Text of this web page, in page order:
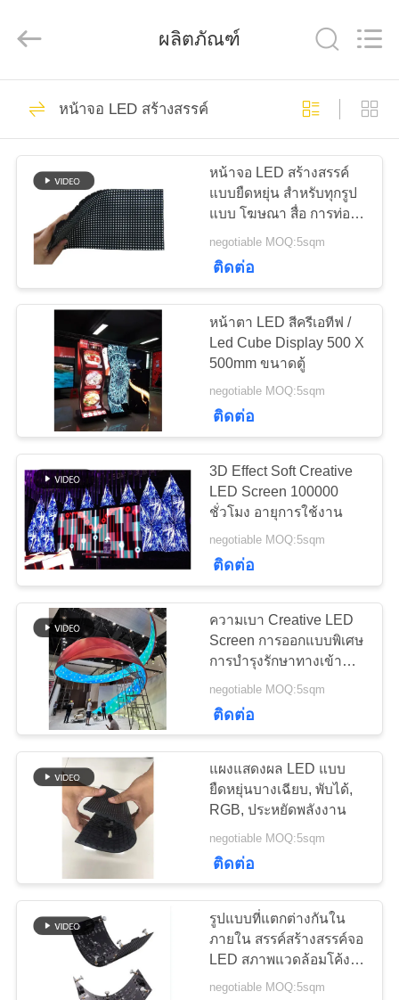
บ้าน
สินค้า
เกี่ยว
โรงงาน
การ
ควบคุม
คุณภาพ
ติดต่อ
ข่าว
บล็อก
Zhen
AVOE
Co.,
Reserved.
จอแสดงผล LED คงที่
กลางแจ้ง
จอแสดงผล LED คงที่
ในร่ม
76
หน้าจอ LED กระจก
ใส
38
จอแสดงผล LED เช่า
ระยะ
95
จอแสดงผล LED
พิทช์ชั้นดี
ผลิตภัณฑ์
หน้าจอ LED สร้างสรรค์
หน้าจอ LED สร้างสรรค์
แบบยืดหยุ่น สําหรับทุกรูป
แบบ โฆษณา สื่อ การท่อง
เที่ยววัฒนธรรม
negotiable MOQ:5sqm
ติดต่อ
หน้าตา LED สีครีเอทีฟ /
Led Cube Display 500 X
500mm ขนาดตู้
negotiable MOQ:5sqm
ติดต่อ
3D Effect Soft Creative
LED Screen 100000
ชั่วโมง อายุการใช้งาน
negotiable MOQ:5sqm
ติดต่อ
ความเบา Creative LED
Screen การออกแบบพิเศษ
การบํารุงรักษาทางเข้า
ด้านหน้า
negotiable MOQ:5sqm
ติดต่อ
แผงแสดงผล LED แบบ
ยืดหยุ่นบางเฉียบ, พับได้,
RGB, ประหยัดพลังงาน
negotiable MOQ:5sqm
ติดต่อ
รูปแบบที่แตกต่างกันใน
ภายใน สรรค์สร้างสรรค์จอ
LED สภาพแวดล้อมโค้งที่
เหมาะสม
negotiable MOQ:5sqm